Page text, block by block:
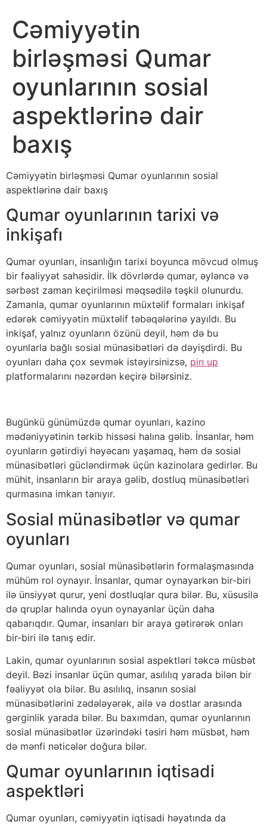
Cəmiyyətin
birləşməsi Qumar
oyunlarının sosial
aspektlərinə dair
baxış
Cəmiyyətin birləşməsi Qumar oyunlarının sosial
aspektlərinə dair baxış
Qumar oyunlarının tarixi və
inkişafı
Qumar oyunları, insanlığın tarixi boyunca mövcud olmuş
bir fəaliyyət sahəsidir. İlk dövrlərdə qumar, əyləncə və
sərbəst zaman keçirilməsi məqsədilə təşkil olunurdu.
Zamanla, qumar oyunlarının müxtəlif formaları inkişaf
edərək cəmiyyətin müxtəlif təbəqələrinə yayıldı. Bu
inkişaf, yalnız oyunların özünü deyil, həm də bu
oyunlarla bağlı sosial münasibətləri də dəyişdirdi. Bu
oyunları daha çox sevmək istəyirsinizsə, pin up
platformalarını nəzərdən keçirə bilərsiniz.
Bugünkü günümüzdə qumar oyunları, kazino
mədəniyyətinin tərkib hissəsi halına gəlib. İnsanlar, həm
oyunların gətirdiyi həyəcanı yaşamaq, həm də sosial
münasibətləri gücləndirmək üçün kazinolara gedirlər. Bu
mühit, insanların bir araya gəlib, dostluq münasibətləri
qurmasına imkan tanıyır.
Sosial münasibətlər və qumar
oyunları
Qumar oyunları, sosial münasibətlərin formalaşmasında
mühüm rol oynayır. İnsanlar, qumar oynayarkən bir-biri
ilə ünsiyyət qurur, yeni dostluqlar qura bilər. Bu, xüsusilə
də qruplar halında oyun oynayanlar üçün daha
qabarıqdır. Qumar, insanları bir araya gətirərək onları
bir-biri ilə tanış edir.
Lakin, qumar oyunlarının sosial aspektləri təkcə müsbət
deyil. Bəzi insanlar üçün qumar, asılılıq yarada bilən bir
fəaliyyət ola bilər. Bu asılılıq, insanın sosial
münasibətlərini zədələyərək, ailə və dostlar arasında
gərginlik yarada bilər. Bu baxımdan, qumar oyunlarının
sosial münasibətlər üzərindəki təsiri həm müsbət, həm
də mənfi nəticələr doğura bilər.
Qumar oyunlarının iqtisadi
aspektləri
Qumar oyunları, cəmiyyətin iqtisadi həyatında da